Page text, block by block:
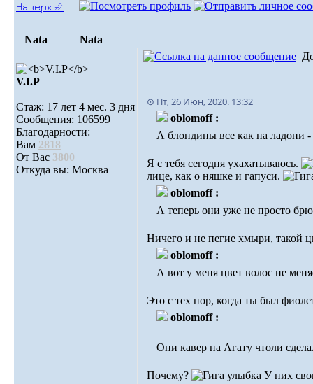
Наверх ⮵
Nata Nata
V.I.Р
Стаж: 17 лет 4 мес. 3 дня
Сообщения: 106599
Благодарности:
Вам 2818
От Вас 3800
Откуда вы: Москва
⊙ Пт, 26 Июн, 2020. 13:32
oblomoff :
А блондины все как на ладони
Я с тебя сегодня ухахатываюсь.
лице, как о няшке и гапуси.
oblomoff :
А теперь они уже не просто
Ничего и не пегие хмыри, такой
oblomoff :
А вот у меня цвет волос не
Это с тех пор, когда ты был
oblomoff :
Они кавер на Агату чтоли
Почему? У них